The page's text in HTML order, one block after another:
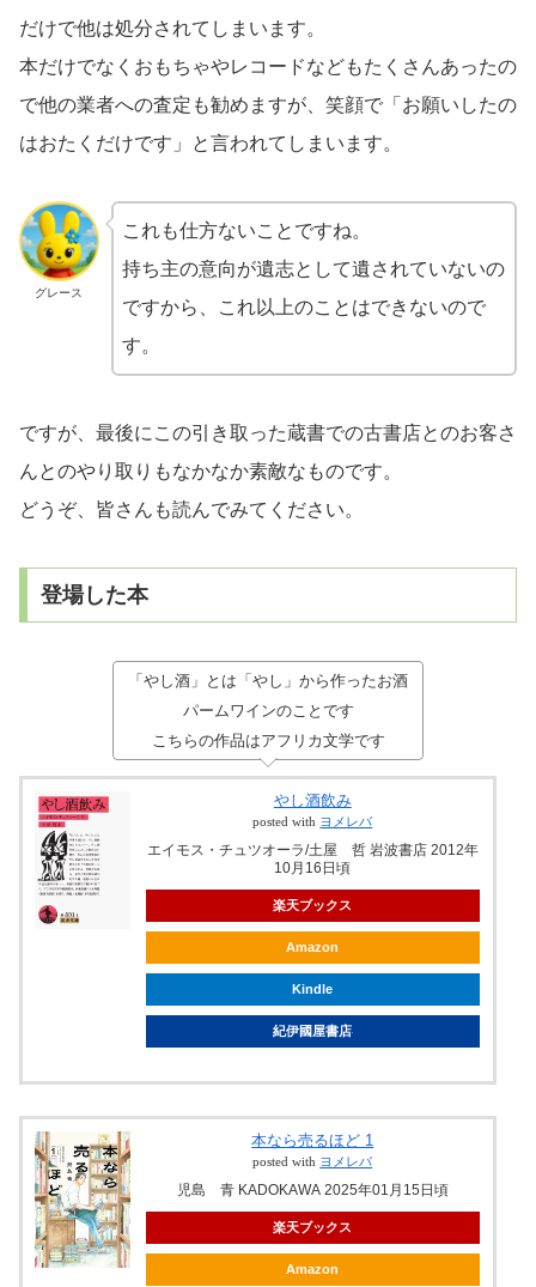
だけで他は処分されてしまいます。
本だけでなくおもちゃやレコードなどもたくさんあったの
で他の業者への査定も勧めますが、笑顔で「お願いしたの
はおたくだけです」と言われてしまいます。
グレース
これも仕方ないことですね。
持ち主の意向が遺志として遺されていないの
ですから、これ以上のことはできないので
す。
ですが、最後にこの引き取った蔵書での古書店とのお客さ
んとのやり取りもなかなか素敵なものです。
どうぞ、皆さんも読んでみてください。
登場した本
「やし酒」とは「やし」から作ったお酒
パームワインのことです
こちらの作品はアフリカ文学です
やし酒飲み
posted with ヨメレバ
エイモス・チュツオーラ/土屋 哲 岩波書店 2012年
10月16日頃
楽天ブックス
Amazon
Kindle
紀伊國屋書店
本なら売るほど 1
posted with ヨメレバ
児島 青 KADOKAWA 2025年01月15日頃
楽天ブックス
Amazon